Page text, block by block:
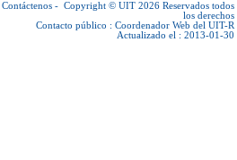
Contáctenos - Copyright © UIT 2026 Reservados todos
los derechos
Contacto público : Coordenador Web del UIT-R
Actualizado el : 2013-01-30